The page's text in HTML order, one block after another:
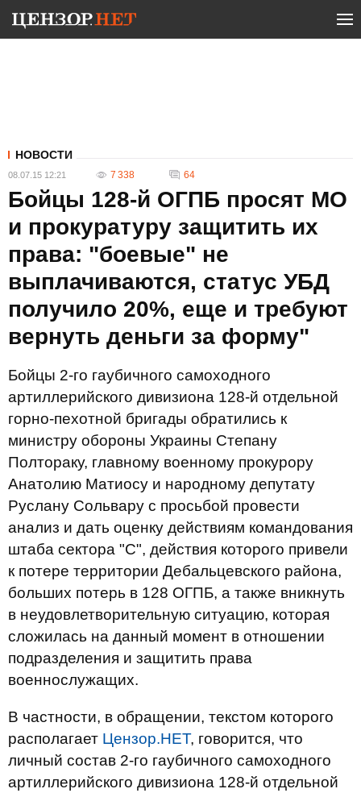
НОВОСТИ
08.07.15 12:21 7 338 64
Бойцы 128-й ОГПБ просят МО
и прокуратуру защитить их
права: "боевые" не
выплачиваются, статус УБД
получило 20%, еще и требуют
вернуть деньги за форму"
Бойцы 2-го гаубичного самоходного
артиллерийского дивизиона 128-й отдельной
горно-пехотной бригады обратились к
министру обороны Украины Степану
Полтораку, главному военному прокурору
Анатолию Матиосу и народному депутату
Руслану Сольвару с просьбой провести
анализ и дать оценку действиям командования
штаба сектора "С", действия которого привели
к потере территории Дебальцевского района,
больших потерь в 128 ОГПБ, а также вникнуть
в неудовлетворительную ситуацию, которая
сложилась на данный момент в отношении
подразделения и защитить права
военнослужащих.
В частности, в обращении, текстом которого
располагает Цензор.НЕТ, говорится, что
личный состав 2-го гаубичного самоходного
артиллерийского дивизиона 128-й отдельной